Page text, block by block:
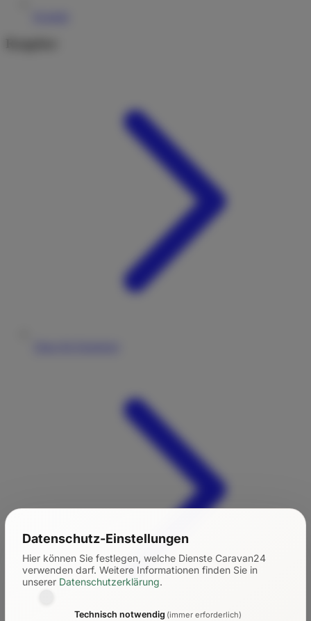
Datenschutz-Einstellungen
Hier können Sie festlegen, welche Dienste Caravan24
verwenden darf. Weitere Informationen finden Sie in
unserer Datenschutzerklärung.
Technisch notwendig (immer erforderlich)